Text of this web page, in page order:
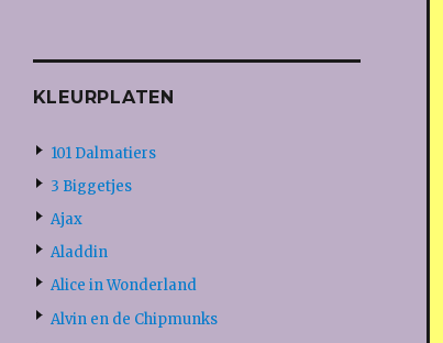
KLEURPLATEN
101 Dalmatiers
3 Biggetjes
Ajax
Aladdin
Alice in Wonderland
Alvin en de Chipmunks